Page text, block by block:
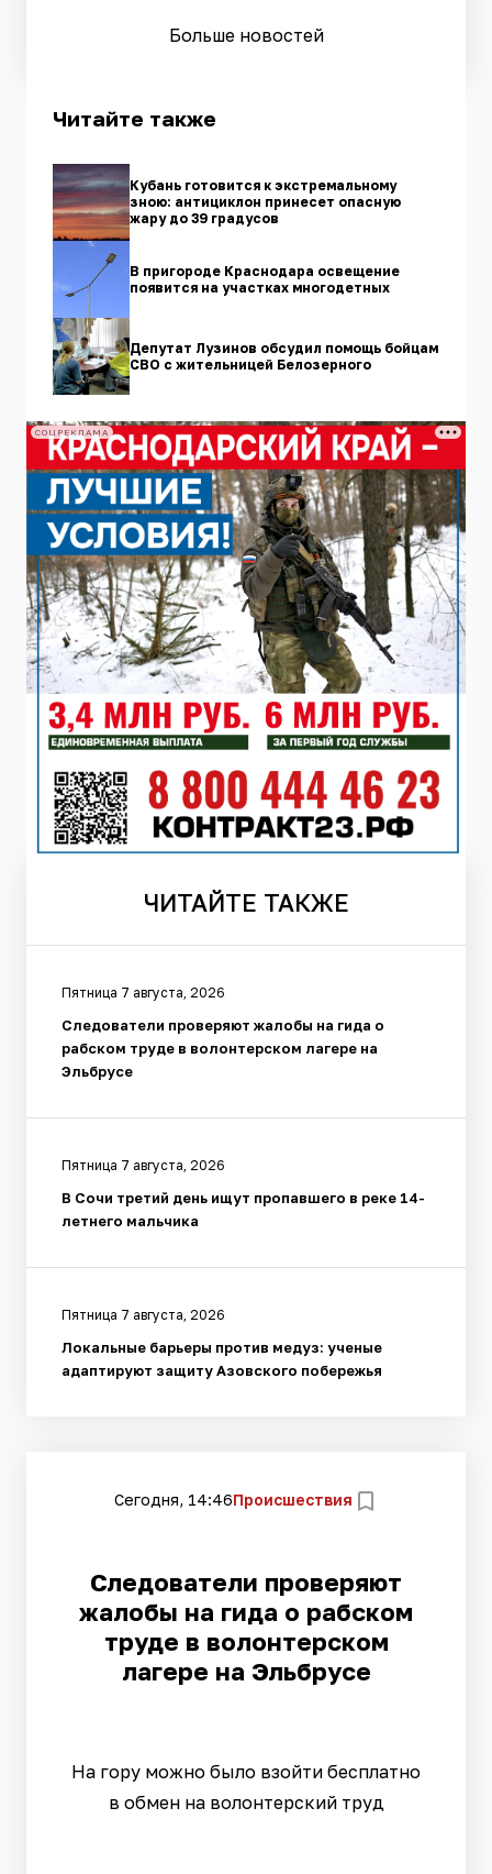
Больше новостей
Читайте также
Кубань готовится к экстремальному
зною: антициклон принесет опасную
жару до 39 градусов
В пригороде Краснодара освещение
появится на участках многодетных
Депутат Лузинов обсудил помощь бойцам
СВО с жительницей Белозерного
СОЦРЕКЛАМА
ЧИТАЙТЕ ТАКЖЕ
Пятница 7 августа, 2026
Следователи проверяют жалобы на гида о
рабском труде в волонтерском лагере на
Эльбрусе
Пятница 7 августа, 2026
В Сочи третий день ищут пропавшего в реке 14-
летнего мальчика
Пятница 7 августа, 2026
Локальные барьеры против медуз: ученые
адаптируют защиту Азовского побережья
Сегодня, 14:46Происшествия
Следователи проверяют
жалобы на гида о рабском
труде в волонтерском
лагере на Эльбрусе
На гору можно было взойти бесплатно
в обмен на волонтерский труд